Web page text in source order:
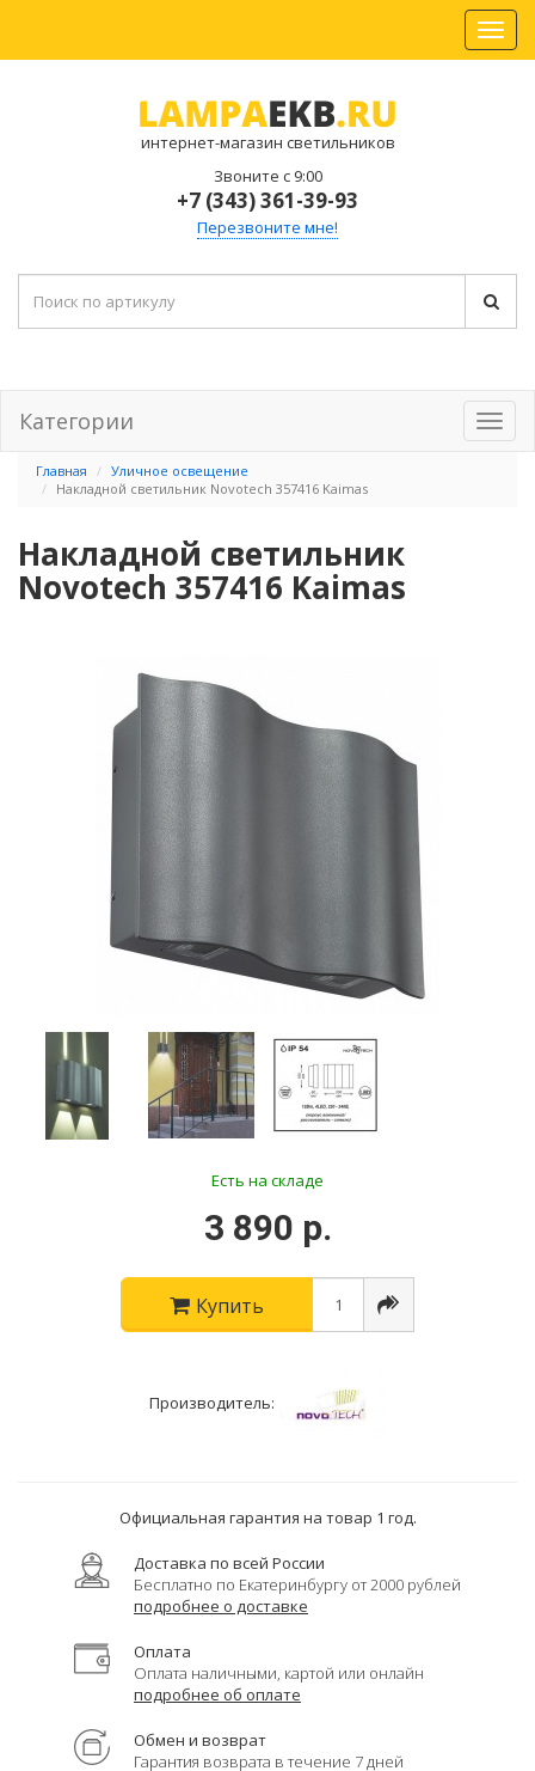
интернет-магазин светильников
Звоните с 9:00
+7 (343) 361-39-93
Перезвоните мне!
Категории
Главная
Уличное освещение
Накладной светильник Novotech 357416 Kaimas
Накладной светильник
Novotech 357416 Kaimas
Есть на складе
3 890 р.
Купить
Производитель:
Официальная гарантия на товар 1 год.
Доставка по всей России
Бесплатно по Екатеринбургу от 2000 рублей
подробнее о доставке
Оплата
Оплата наличными, картой или онлайн
подробнее об оплате
Обмен и возврат
Гарантия возврата в течение 7 дней